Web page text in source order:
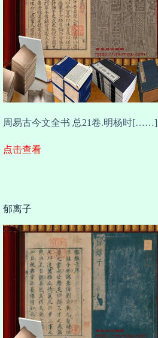
周易古今文全书 总21卷.明杨时[……]
点击查看
郁离子